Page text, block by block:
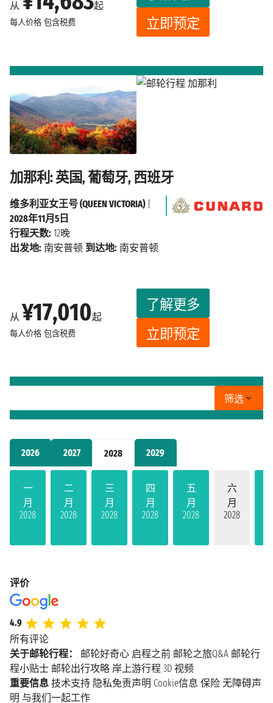
2026 2027 2028 2029
一
月
2028
二
月
2028
三
月
2028
四
月
2028
五
月
2028
六
月
2028
从 起
每人价格 包含税费
立即预定
加那利: 英国, 葡萄牙, 西班牙
从 ¥17,010起
每人价格 包含税费
了解更多
立即预定
维多利亚女王号 (QUEEN VICTORIA)|
2028年11月5日
行程天数: 12晚
出发地: 南安普顿 到达地: 南安普顿
筛选
评价
4.9
所有评论
关于邮轮行程：
邮轮好奇心 启程之前 邮轮之旅Q&A 邮轮行
程小贴士 邮轮出行攻略 岸上游行程 3D 视频
重要信息 技术支持 隐私免责声明 Cookie信息 保险 无障碍声
明 与我们一起工作